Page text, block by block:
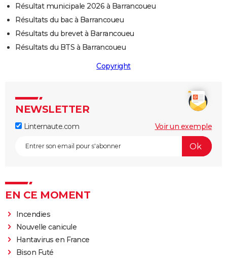
Résultat municipale 2026 à Barrancoueu
Résultats du bac à Barrancoueu
Résultats du brevet à Barrancoueu
Résultats du BTS à Barrancoueu
Copyright
NEWSLETTER
Linternaute.com Voir un exemple
EN CE MOMENT
Incendies
Nouvelle canicule
Hantavirus en France
Bison Futé